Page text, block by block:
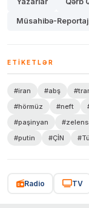
Müsahibə-Reportaj
ETIKETLƏR
#iran #abş
#hörmüz
#neft
#paşinyan
#putin
#ÇİN
Radio TV